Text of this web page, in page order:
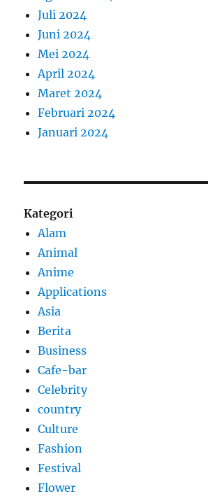
Juli 2024
Juni 2024
Mei 2024
April 2024
Maret 2024
Februari 2024
Januari 2024
Kategori
Alam
Animal
Anime
Applications
Asia
Berita
Business
Cafe-bar
Celebrity
country
Culture
Fashion
Festival
Flower